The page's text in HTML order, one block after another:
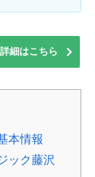
細はこちら
本情報
ック藤沢